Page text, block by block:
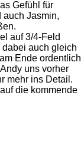
Gefühl für
auch Jasmin,
auf 3/4-Feld
auch gleich
Ende ordentlich
uns vorher
mehr ins Detail.
die kommende